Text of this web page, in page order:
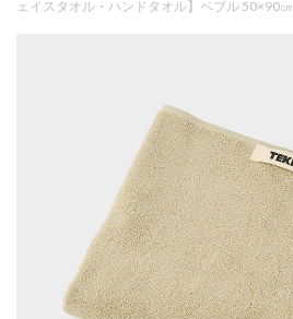
ェイスタオル・ハンドタオル】ペブル 50×90㎝